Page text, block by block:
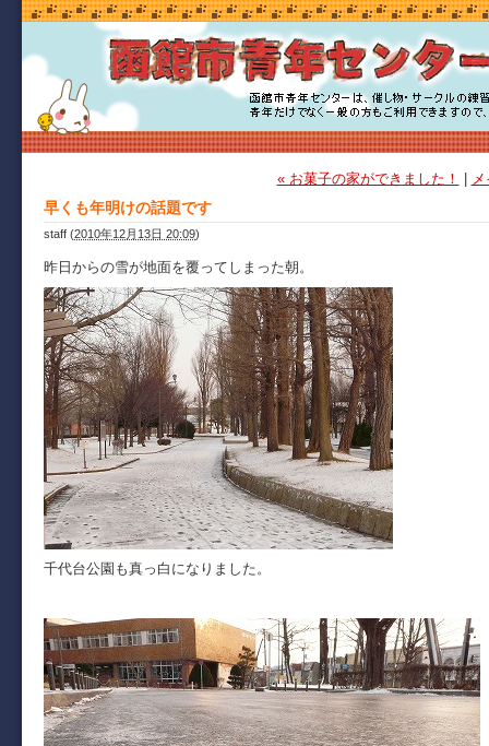
« お菓子の家ができました！
早くも年明けの話題です
staff (2010年12月13日 20:09)
昨日からの雪が地面を覆ってしまった朝。
千代台公園も真っ白になりました。